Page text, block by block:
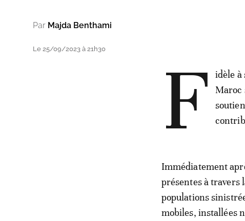
Par Majda Benthami
Le 25/09/2023 à 21h30 F
idèle à
Maroc
Immédiatement
présentes à travers
populations
mobiles, installées